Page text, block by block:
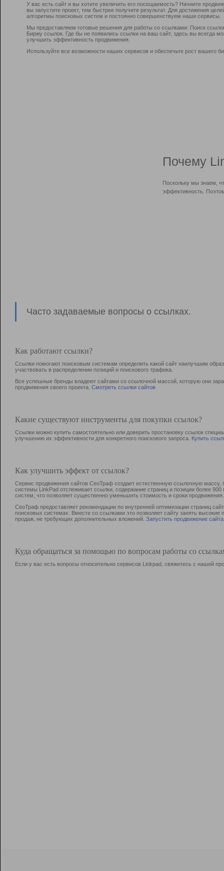
У вас есть сайт и вы хотите увеличить его посещаемость? Начните
вы запустите проект, тем быстрее получите результат. Для достижения
алгоритмы поисковых систем и постоянно совершенствуем наши сервисы.
Мы предоставляем готовые решения для работы со ссылками: Поиск
Биржу ссылок. Где бы не появились ссылки на ваш сайт, здесь вы всегда
улучшить эффективность продвижения.
Используйте все возможности наших сервисов и обеспечьте рост вашего
Почему
Поскольку мы знаем,
эффективность.
Часто задаваемые вопросы о ссылках.
Как работают ссылки?
Ссылки помогают поисковым системам определить какой сайт наилучшим
участвовать в раcпределении позиций и поискового трафика.
Все успешные бренды владеют сайтами со ссылочной массой, которую они
продвижения своего проекта. Смотреть ссылки сайтов
Какие существуют инструменты для покупки ссылок?
Ссылки можно купить самостоятельно или доверить простановку ссылок
улучшению их эффективности для конкретного поискового запроса. Купить
Как улучшить эффект от ссылок?
Сервис продвижения сайтов СеоТраф создает естественную ссылочную
системы LinkPad отслеживает ссылки, содержание страниц и позиции более
систем, что позволяет существенно уменьшить стоимость и сроки продвижения.
СеоТраф предоставляет рекомендации по внутренней оптимизации страниц
поисковых системах. Вместе со ссылками это позволяет сайту занять
продаж, не требующих дополнительных вложений. Запустить продвижение сайта
Куда обращаться за помощью по вопросам работы со
Если у вас есть вопросы относительно сервисов Linkpad, свяжитесь с нашей